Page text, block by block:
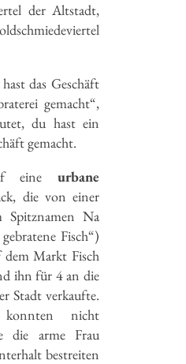
der Altstadt,
das Geschäft
gemacht“,
du hast ein
gemacht.
eine urbane
die von einer
Na
Fisch“)
dem Markt Fisch
ihn für 4 an die
Stadt verkaufte.
nicht
die arme Frau
bestreiten